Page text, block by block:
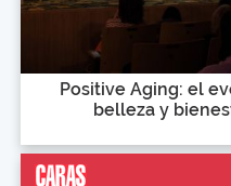
Positive Aging: el
belleza y